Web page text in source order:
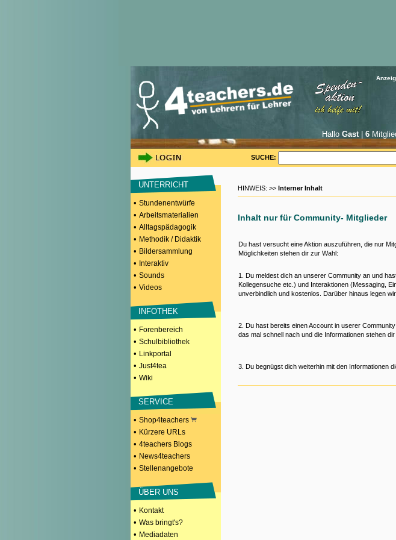
Hallo Gast| 6
SUCHE:
UNTERRICHT
• Stundenentwürfe
• Arbeitsmaterialien
• Alltagspädagogik
• Methodik / Didaktik
• Bildersammlung
• Interaktiv
• Sounds
• Videos
INFOTHEK
• Forenbereich
• Schulbibliothek
• Linkportal
• Just4tea
• Wiki
SERVICE
• Shop4teachers
• Kürzere URLs
• 4teachers Blogs
• News4teachers
• Stellenangebote
ÜBER UNS
• Kontakt
• Was bringt's?
• Mediadaten
HINWEIS: >> Interner Inhalt
Inhalt nur für Community- Mitglieder
Du hast versucht eine Aktion auszuführen, die nur
Möglichkeiten stehen dir zur Wahl:
1. Du meldest dich an unserer Community an und
Kollegensuche etc.) und Interaktionen (Messaging,
unverbindlich und kostenlos. Darüber hinaus legen
2. Du hast bereits einen Account in userer
das mal schnell nach und die Informationen stehen
3. Du begnügst dich weiterhin mit den Informationen